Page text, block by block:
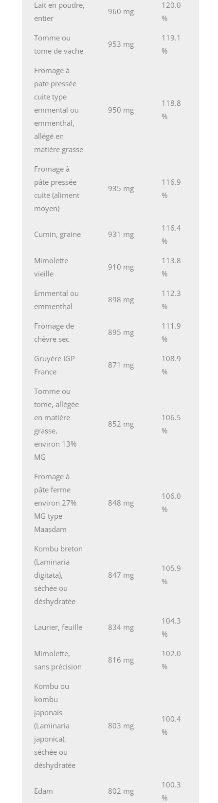
Lait en poudre,
entier
960 mg
120.0
%
Tomme ou
tome de vache
953 mg
119.1
%
Fromage à
pate pressée
cuite type
emmental ou
emmenthal,
allégé en
matière grasse
950 mg
118.8
%
Fromage à
pâte pressée
cuite (aliment
moyen)
935 mg
116.9
%
Cumin, graine 931 mg
116.4
%
Mimolette
vieille
910 mg
113.8
%
Emmental ou
emmenthal
898 mg
112.3
%
Fromage de
chèvre sec
895 mg
111.9
%
Gruyère IGP
France
871 mg
108.9
%
Tomme ou
tome, allégée
en matière
grasse,
environ 13%
MG
852 mg
106.5
%
Fromage à
pâte ferme
environ 27%
MG type
Maasdam
848 mg
106.0
%
Kombu breton
(Laminaria
digitata),
séchée ou
déshydratée
847 mg
105.9
%
Laurier, feuille 834 mg
104.3
%
Mimolette,
sans précision
816 mg
102.0
%
Kombu ou
kombu
japonais
(Laminaria
japonica),
séchée ou
déshydratée
803 mg
100.4
%
Edam 802 mg
100.3
%